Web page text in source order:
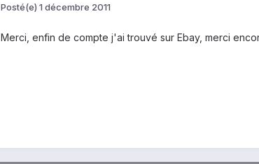
Posté(e) 1 décembre 2011
Merci, enfin de compte j'ai trouvé sur Ebay, merci